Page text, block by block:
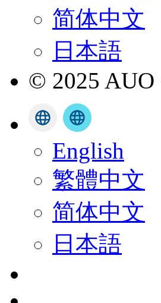
简体中文
日本語
© 2025 AUO
English
繁體中文
简体中文
日本語